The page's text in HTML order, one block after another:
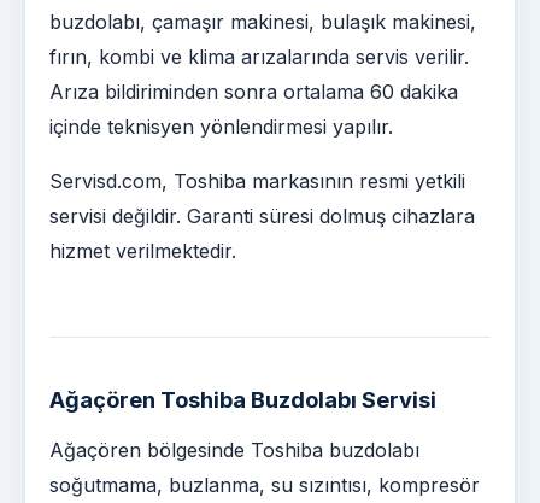
buzdolabı, çamaşır makinesi, bulaşık makinesi,
fırın, kombi ve klima arızalarında servis verilir.
Arıza bildiriminden sonra ortalama 60 dakika
içinde teknisyen yönlendirmesi yapılır.
Servisd.com, Toshiba markasının resmi yetkili
servisi değildir. Garanti süresi dolmuş cihazlara
hizmet verilmektedir.
Ağaçören Toshiba Buzdolabı Servisi
Ağaçören bölgesinde Toshiba buzdolabı
soğutmama, buzlanma, su sızıntısı, kompresör